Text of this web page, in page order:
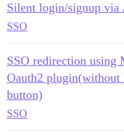
Silent login/signup via
SSO
SSO redirection using
Oauth2 plugin(without
button)
SSO